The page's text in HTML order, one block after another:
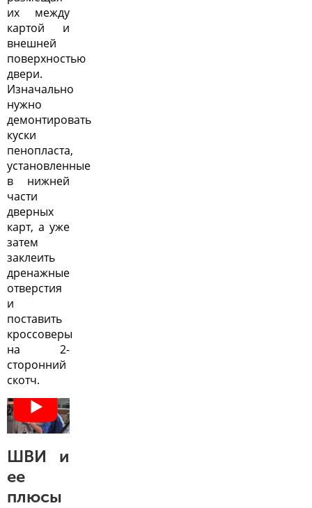
их между
картой и
внешней
поверхностью
двери.
Изначально
нужно
демонтировать
куски
пенопласта,
установленные
в нижней
части
дверных
карт, а уже
затем
заклеить
дренажные
отверстия
и
поставить
кроссоверы
на 2-
сторонний
скотч.
ШВИ и
ее
плюсы